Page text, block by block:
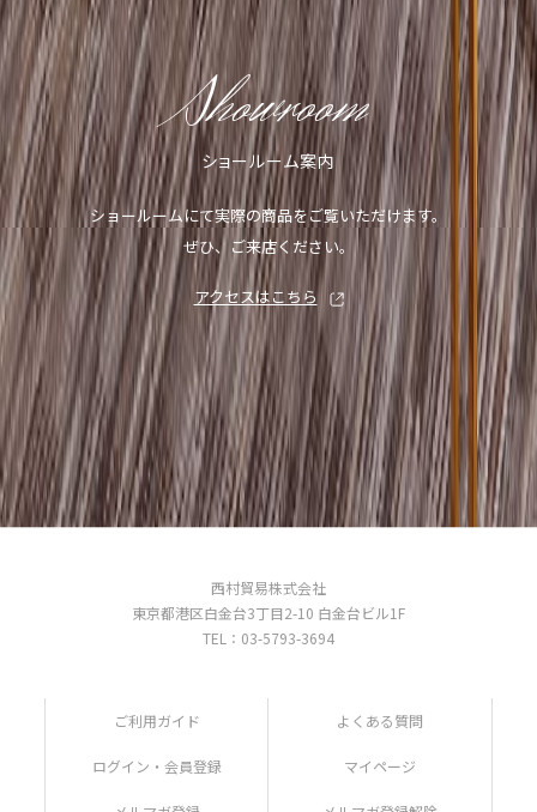
Showroom
ショールーム案内
ショールームにて実際の商品をご覧いただけます。
ぜひ、ご来店ください。
アクセスはこちら
西村貿易株式会社
東京都港区白金台3丁目2-10 白金台ビル1F
TEL：03-5793-3694
ご利用ガイド よくある質問
ログイン・会員登録 マイページ